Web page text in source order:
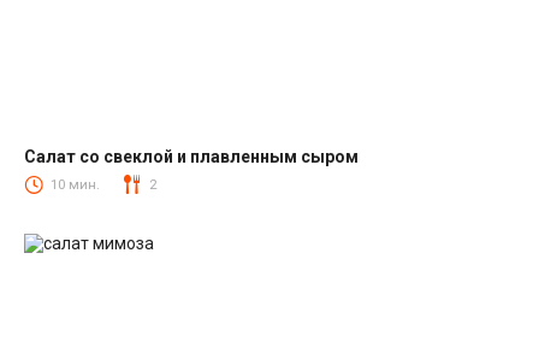
Салаты со свеклой
Салат со свеклой и плавленным сыром
10 мин. 2